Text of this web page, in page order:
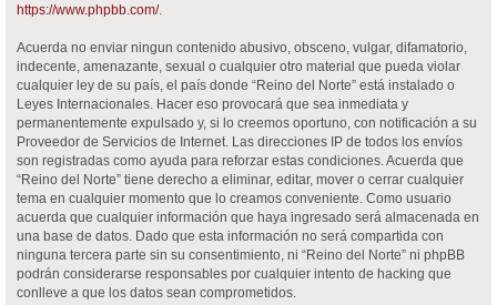
https://www.phpbb.com/.
Acuerda no enviar ningun contenido abusivo, obsceno, vulgar, difamatorio,
indecente, amenazante, sexual o cualquier otro material que pueda violar
cualquier ley de su país, el país donde “Reino del Norte” está instalado o
Leyes Internacionales. Hacer eso provocará que sea inmediata y
permanentemente expulsado y, si lo creemos oportuno, con notificación a su
Proveedor de Servicios de Internet. Las direcciones IP de todos los envíos
son registradas como ayuda para reforzar estas condiciones. Acuerda que
“Reino del Norte” tiene derecho a eliminar, editar, mover o cerrar cualquier
tema en cualquier momento que lo creamos conveniente. Como usuario
acuerda que cualquier información que haya ingresado será almacenada en
una base de datos. Dado que esta información no será compartida con
ninguna tercera parte sin su consentimiento, ni “Reino del Norte” ni phpBB
podrán considerarse responsables por cualquier intento de hacking que
conlleve a que los datos sean comprometidos.